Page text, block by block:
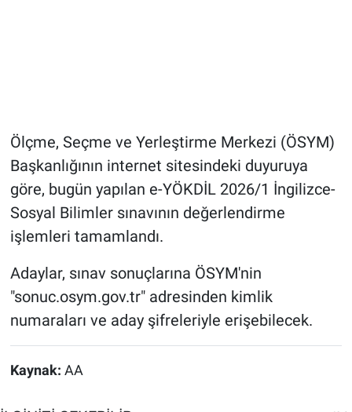
Ölçme, Seçme ve Yerleştirme Merkezi (ÖSYM)
Başkanlığının internet sitesindeki duyuruya
göre, bugün yapılan e-YÖKDİL 2026/1 İngilizce-
Sosyal Bilimler sınavının değerlendirme
işlemleri tamamlandı.
Adaylar, sınav sonuçlarına ÖSYM'nin
"sonuc.osym.gov.tr" adresinden kimlik
numaraları ve aday şifreleriyle erişebilecek.
Kaynak: AA